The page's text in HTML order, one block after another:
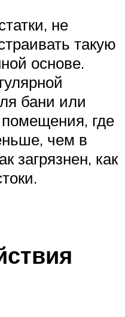
не
такую
основе.
бани или
помещения, где
чем в
загрязнен, как